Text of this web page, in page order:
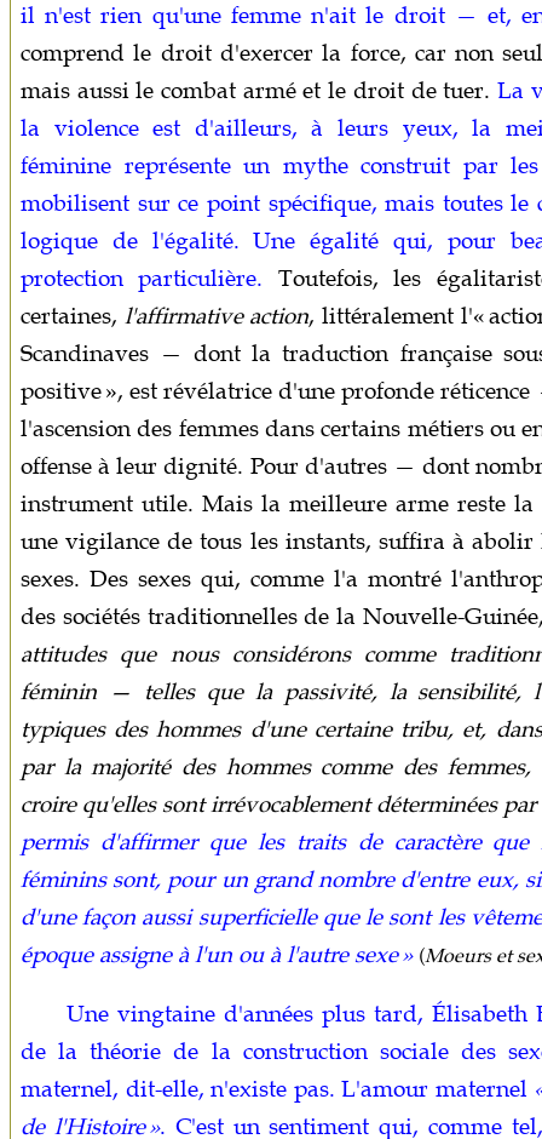
il n'est rien qu'une femme n'ait le droit — et,
comprend le droit d'exercer la force, car non
mais aussi le combat armé et le droit de tuer. La
la violence est d'ailleurs, à leurs yeux, la
féminine représente un mythe construit par
mobilisent sur ce point spécifique, mais toutes le
logique de l'égalité. Une égalité qui, pour
protection particulière. Toutefois, les
certaines, l'affirmative action, littéralement l'«
Scandinaves — dont la traduction française
positive », est révélatrice d'une profonde
l'ascension des femmes dans certains métiers ou
offense à leur dignité. Pour d'autres — dont
instrument utile. Mais la meilleure arme reste
une vigilance de tous les instants, suffira à
sexes. Des sexes qui, comme l'a montré
des sociétés traditionnelles de la Nouvelle-
attitudes que nous considérons comme
féminin — telles que la passivité, la sensibilité,
typiques des hommes d'une certaine tribu, et,
par la majorité des hommes comme des
croire qu'elles sont irrévocablement déterminées
permis d'affirmer que les traits de caractère
féminins sont, pour un grand nombre d'entre eux,
d'une façon aussi superficielle que le sont les
époque assigne à l'un ou à l'autre sexe » (Moeurs et
Une vingtaine d'années plus tard,
de la théorie de la construction sociale des
maternel, dit-elle, n'existe pas. L'amour maternel
de l'Histoire ». C'est un sentiment qui, comme